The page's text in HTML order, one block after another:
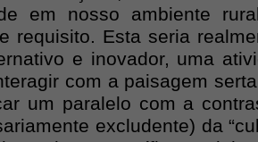
em nosso ambiente
requisito. Esta seria
e inovador, uma
com a paisagem
um paralelo com a
excludente) da